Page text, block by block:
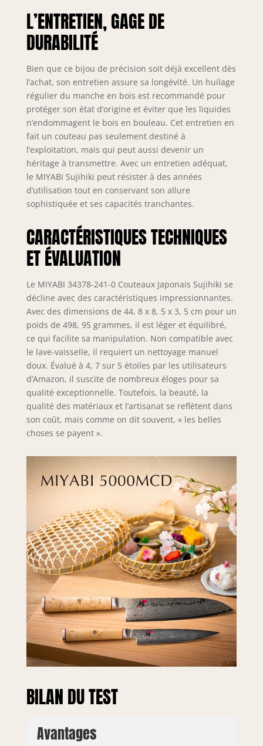
L’ENTRETIEN, GAGE DE
DURABILITÉ
Bien que ce bijou de précision soit déjà excellent dès
l’achat, son entretien assure sa longévité. Un huilage
régulier du manche en bois est recommandé pour
protéger son état d’origine et éviter que les liquides
n’endommagent le bois en bouleau. Cet entretien en
fait un couteau pas seulement destiné à
l’exploitation, mais qui peut aussi devenir un
héritage à transmettre. Avec un entretien adéquat,
le MIYABI Sujihiki peut résister à des années
d’utilisation tout en conservant son allure
sophistiquée et ses capacités tranchantes.
CARACTÉRISTIQUES TECHNIQUES
ET ÉVALUATION
Le MIYABI 34378-241-0 Couteaux Japonais Sujihiki se
décline avec des caractéristiques impressionnantes.
Avec des dimensions de 44, 8 x 8, 5 x 3, 5 cm pour un
poids de 498, 95 grammes, il est léger et équilibré,
ce qui facilite sa manipulation. Non compatible avec
le lave-vaisselle, il requiert un nettoyage manuel
doux. Évalué à 4, 7 sur 5 étoiles par les utilisateurs
d’Amazon, il suscite de nombreux éloges pour sa
qualité exceptionnelle. Toutefois, la beauté, la
qualité des matériaux et l’artisanat se reflètent dans
son coût, mais comme on dit souvent, « les belles
choses se payent ».
BILAN DU TEST
Avantages